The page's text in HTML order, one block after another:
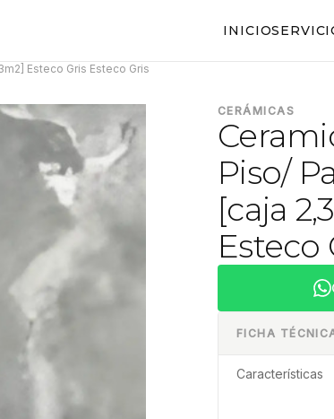
INICIO
Esteco Gris Esteco Gris
CERÁMICAS
Piso/
[caja
Esteco
FICHA
Características